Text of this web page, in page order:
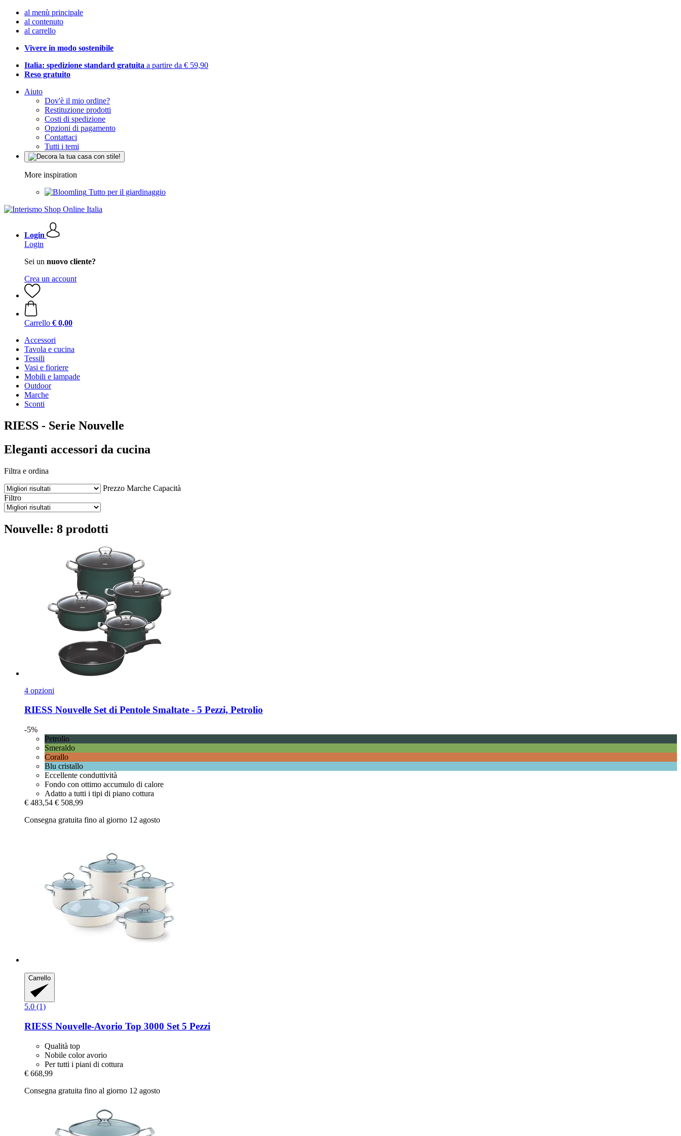
al menù principale
al contenuto
al carrello
Vivere in modo sostenibile
Italia: spedizione standard gratuita a partire da € 59,90
Reso gratuito
Aiuto
Dov'è il mio ordine?
Restituzione prodotti
Costi di spedizione
Opzioni di pagamento
Contattaci
Tutti i temi
More inspiration
Tutto per il giardinaggio
Login
Login
Sei un nuovo cliente?
Crea un account
Carrello € 0,00
Accessori
Tavola e cucina
Tessili
Vasi e fioriere
Mobili e lampade
Outdoor
Marche
Sconti
RIESS - Serie Nouvelle
Eleganti accessori da cucina
Filtra e ordina
Prezzo Marche Capacità
Filtro
Nouvelle: 8 prodotti
4 opzioni
RIESS Nouvelle Set di Pentole Smaltate -​ 5 Pezzi, Petrolio
-5%
Petrolio
Smeraldo
Corallo
Blu cristallo
Eccellente conduttività
Fondo con ottimo accumulo di calore
Adatto a tutti i tipi di piano cottura
€ 483,54 € 508,99
Consegna gratuita fino al giorno 12 agosto
Carrello
5.0 (1)
RIESS Nouvelle-​Avorio Top 3000 Set 5 Pezzi
Qualità top
Nobile color avorio
Per tutti i piani di cottura
€ 668,99
Consegna gratuita fino al giorno 12 agosto